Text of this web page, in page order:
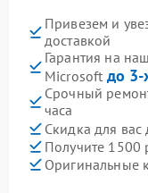
Привезем и
доставкой
Гарантия на
Microsoft до 3-
Срочный
часа
Скидка для вас
Получите 1500
Оригинальные